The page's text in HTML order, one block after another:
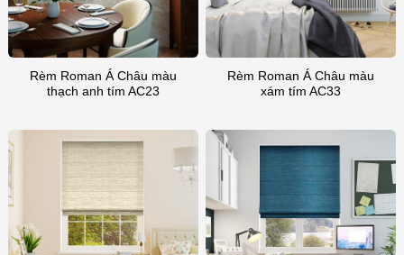
Rèm Roman Á Châu màu
thạch anh tím AC23
Rèm Roman Á Châu màu
xám tím AC33